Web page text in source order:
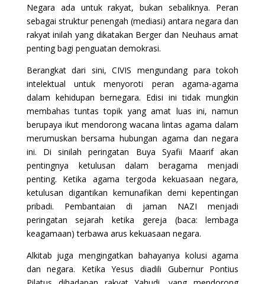
Negara ada untuk rakyat, bukan sebaliknya. Peran
sebagai struktur penengah (mediasi) antara negara dan
rakyat inilah yang dikatakan Berger dan Neuhaus amat
penting bagi penguatan demokrasi.
Berangkat dari sini, CIVIS mengundang para tokoh
intelektual untuk menyoroti peran agama-agama
dalam kehidupan bernegara. Edisi ini tidak mungkin
membahas tuntas topik yang amat luas ini, namun
berupaya ikut mendorong wacana lintas agama dalam
merumuskan bersama hubungan agama dan negara
ini. Di sinilah peringatan Buya Syafii Maarif akan
pentingnya ketulusan dalam beragama menjadi
penting. Ketika agama tergoda kekuasaan negara,
ketulusan digantikan kemunafikan demi kepentingan
pribadi. Pembantaian di jaman NAZI menjadi
peringatan sejarah ketika gereja (baca: lembaga
keagamaan) terbawa arus kekuasaan negara.
Alkitab juga mengingatkan bahayanya kolusi agama
dan negara. Ketika Yesus diadili Gubernur Pontius